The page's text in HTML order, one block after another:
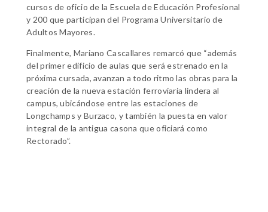
cursos de oficio de la Escuela de Educación Profesional
y 200 que participan del Programa Universitario de
Adultos Mayores.
Finalmente, Mariano Cascallares remarcó que “además
del primer edificio de aulas que será estrenado en la
próxima cursada, avanzan a todo ritmo las obras para la
creación de la nueva estación ferroviaria lindera al
campus, ubicándose entre las estaciones de
Longchamps y Burzaco, y también la puesta en valor
integral de la antigua casona que oficiará como
Rectorado”.